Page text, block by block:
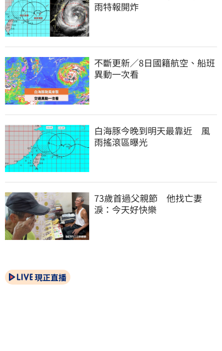
雨特報開炸
不斷更新／8日國籍航空、船班
異動一次看
白海豚今晚到明天最靠近　風
雨搖滾區曝光
73歲首過父親節　他找亡妻
淚：今天好快樂
現正直播